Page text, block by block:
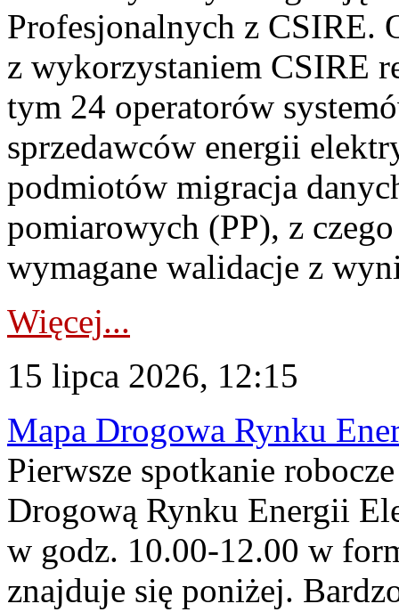
Profesjonalnych z CSIRE.
z wykorzystaniem CSIRE
tym 24 operatorów
sprzedawców energii
podmiotów migracja
pomiarowych (PP), z
wymagane walidacje z
Więcej...
15 lipca 2026, 12:15
Mapa Drogowa Rynku
Pierwsze spotkanie
Drogową Rynku Energii
w godz. 10.00-12.00 w
znajduje się poniżej.